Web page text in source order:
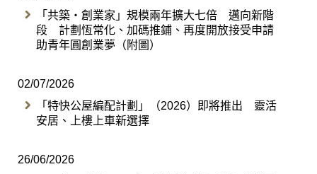
「共築・創業家」規模兩年擴大七倍 邁向新階
段 計劃恆常化、加碼推鋪、再度開放接受申請
助青年圓創業夢（附圖）
02/07/2026
「特快公屋編配計劃」（2026）即將推出 靈活
安居、上樓上車新選擇
26/06/2026